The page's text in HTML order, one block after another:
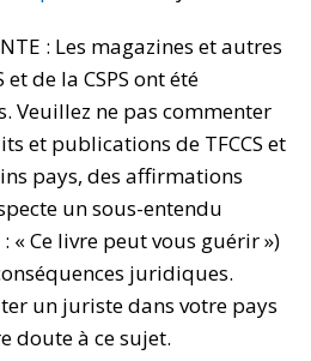
: Les magazines et autres
de la CSPS ont été
Veuillez ne pas commenter
et publications de TFCCS et
pays, des affirmations
un sous-entendu
« Ce livre peut vous guérir »)
juridiques.
un juriste dans votre pays
doute à ce sujet.